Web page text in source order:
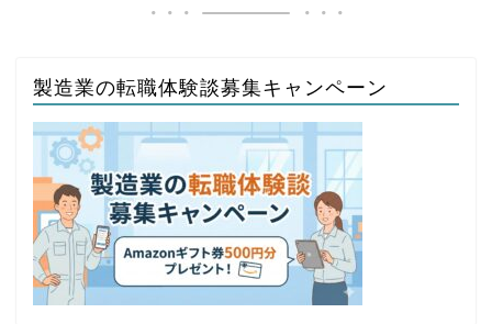
製造業の転職体験談募集キャンペーン